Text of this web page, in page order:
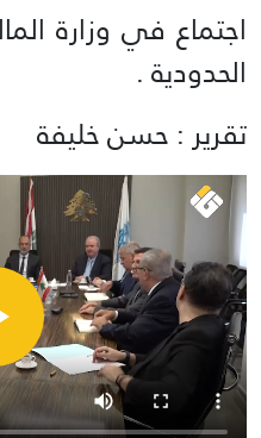
اجتماع في وزارة
الحدودية .
تقرير : حسن خليفة